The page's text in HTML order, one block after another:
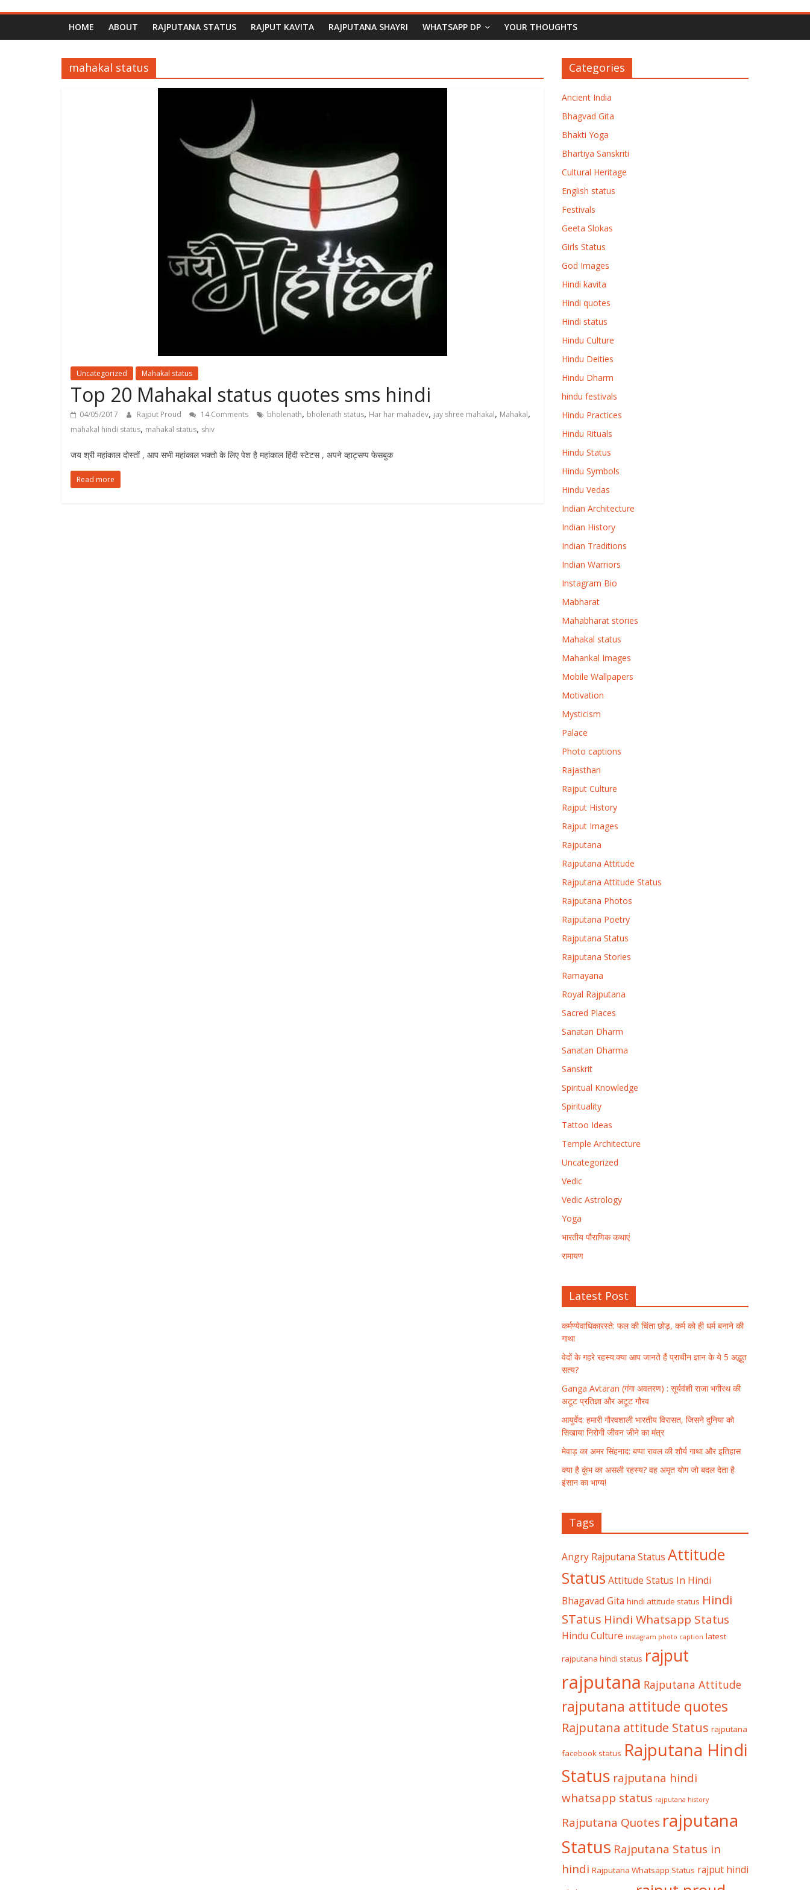
HOME ABOUT RAJPUTANA STATUS RAJPUT KAVITA RAJPUTANA SHAYRI WHATSAPP DP YOUR THOUGHTS
mahakal status
Uncategorized Mahakal status
Top 20 Mahakal status quotes sms hindi
04/05/2017 Rajput Proud 14 Comments bholenath, bholenath status, Har har mahadev, jay shree mahakal, Mahakal,
mahakal hindi status, mahakal status, shiv
जय श्री महांकाल दोस्तों , आप सभी महांकाल भक्तो के लिए पेश है महांकाल हिंदी स्टेटस , अपने व्हाट्सप्प फेसबुक
Read more
Categories
Ancient India
Bhagvad Gita
Bhakti Yoga
Bhartiya Sanskriti
Cultural Heritage
English status
Festivals
Geeta Slokas
Girls Status
God Images
Hindi kavita
Hindi quotes
Hindi status
Hindu Culture
Hindu Deities
Hindu Dharm
hindu festivals
Hindu Practices
Hindu Rituals
Hindu Status
Hindu Symbols
Hindu Vedas
Indian Architecture
Indian History
Indian Traditions
Indian Warriors
Instagram Bio
Mabharat
Mahabharat stories
Mahakal status
Mahankal Images
Mobile Wallpapers
Motivation
Mysticism
Palace
Photo captions
Rajasthan
Rajput Culture
Rajput History
Rajput Images
Rajputana
Rajputana Attitude
Rajputana Attitude Status
Rajputana Photos
Rajputana Poetry
Rajputana Status
Rajputana Stories
Ramayana
Royal Rajputana
Sacred Places
Sanatan Dharm
Sanatan Dharma
Sanskrit
Spiritual Knowledge
Spirituality
Tattoo Ideas
Temple Architecture
Uncategorized
Vedic
Vedic Astrology
Yoga
भारतीय पौराणिक कथाएं
रामायण
Latest Post
कर्मण्येवाधिकारस्ते: फल की चिंता छोड़, कर्म को ही धर्म बनाने की
गाथा
वेदों के गहरे रहस्य:क्या आप जानते हैं प्राचीन ज्ञान के ये 5 अद्भुत
सत्य?
Ganga Avtaran (गंगा अवतरण) : सूर्यवंशी राजा भगीरथ की
अटूट प्रतिज्ञा और अटूट गौरव
आयुर्वेद: हमारी गौरवशाली भारतीय विरासत, जिसने दुनिया को
सिखाया निरोगी जीवन जीने का मंत्र
मेवाड़ का अमर सिंहनाद: बप्पा रावल की शौर्य गाथा और इतिहास
क्या है कुंभ का असली रहस्य? वह अमृत योग जो बदल देता है
इंसान का भाग्य!
Tags
Angry Rajputana Status Attitude
Status Attitude Status In Hindi
Bhagavad Gita hindi attitude status Hindi
STatus Hindi Whatsapp Status
Hindu Culture instagram photo caption latest
rajputana hindi status rajput
rajputana Rajputana Attitude
rajputana attitude quotes
Rajputana attitude Status rajputana
facebook status Rajputana Hindi
Status rajputana hindi
whatsapp status rajputana history
Rajputana Quotes rajputana
Status Rajputana Status in
hindi Rajputana Whatsapp Status rajput hindi